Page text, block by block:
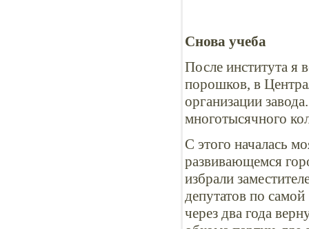
Снова учеба
После института я
порошков, в
организации
многотысячного
С этого началась
развивающемся
избрали
депутатов по
через два года